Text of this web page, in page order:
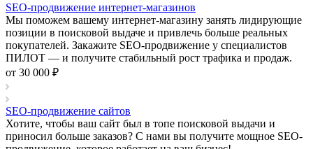
SEO-продвижение интернет-магазинов
Мы поможем вашему интернет-магазину занять лидирующие
позиции в поисковой выдаче и привлечь больше реальных
покупателей. Закажите SEO-продвижение у специалистов
ПИЛОТ — и получите стабильный рост трафика и продаж.
от 30 000 ₽
SEO-продвижение сайтов
Хотите, чтобы ваш сайт был в топе поисковой выдачи и
приносил больше заказов? С нами вы получите мощное SEO-